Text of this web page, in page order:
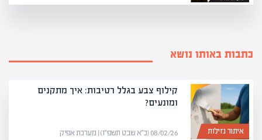
כתבות באותו נושא
איתור נזילות
קילוף צבע בגלל רטיבות: איך מתקנים
ומונעים?
08/02/26 (כ״א שבט תשפ״ו) | מערכת אפיק